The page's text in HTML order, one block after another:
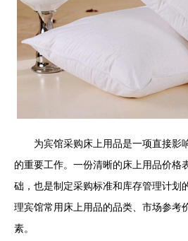
为宾馆采购床上用品是一项直接影
的重要工作。一份清晰的床上用品价格
础，也是制定采购标准和库存管理计划
理宾馆常用床上用品的品类、市场参考
素。